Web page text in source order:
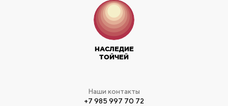
НАСЛЕДИЕ
ТОЙЧЕЙ
Наши контакты
+7 985 997 70 72